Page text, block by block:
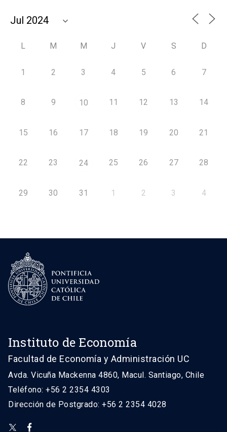
L M M J V S D
1 2 3 4 5 6 7
8 9 10 11 12 13 14
15 16 17 18 19 20 21
22 23 24 25 26 27 28
29 30 31 1 2 3 4
Instituto de Economía
Facultad de Economía y Administración UC
Avda. Vicuña Mackenna 4860, Macul. Santiago, Chile
Teléfono: +56 2 2354 4303
Dirección de Postgrado: +56 2 2354 4028